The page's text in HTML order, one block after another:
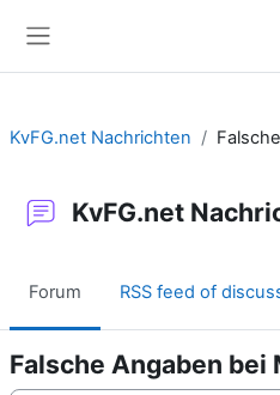
KvFG.net Nachrichten
KvFG.net
Forum RSS feed of
Falsche Angaben bei